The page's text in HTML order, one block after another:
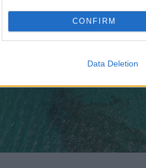
CONFIRM
Data Deletion